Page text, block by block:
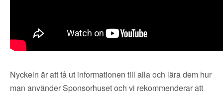
Nyckeln är att få ut informationen till alla och lära dem hur
man använder Sponsorhuset och vi rekommenderar att